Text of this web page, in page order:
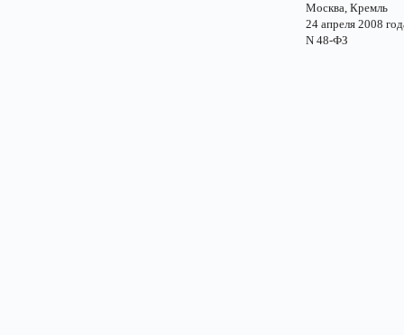
Москва, Кремль
24 апреля 2008
N 48-ФЗ